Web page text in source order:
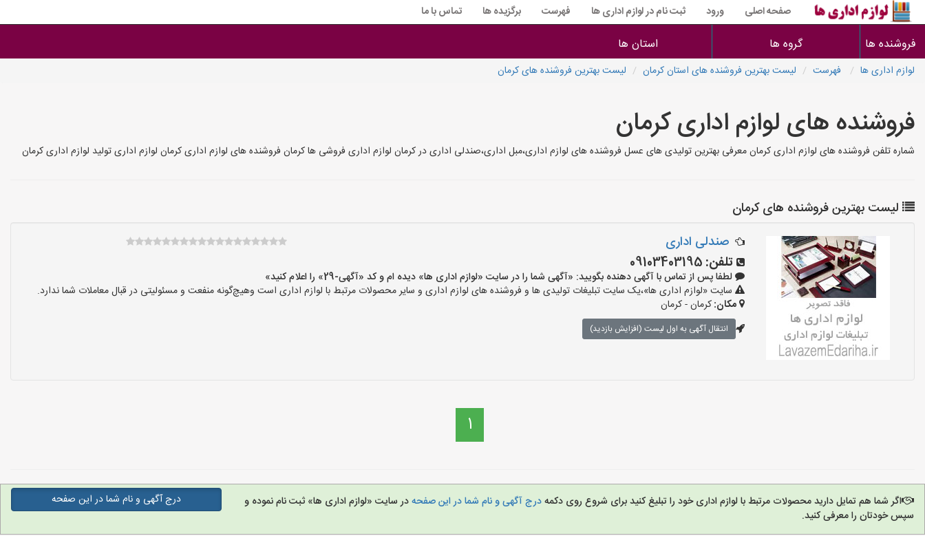
صفحه اصلی ورود ثبت نام در لوازم اداری ها فهرست برگزیده ها تماس با ما
فروشنده ها گروه ها استان ها
لوازم اداری ها فهرست لیست بهترین فروشنده های استان کرمان لیست بهترین فروشنده های کرمان
فروشنده های لوازم اداری کرمان
شماره تلفن فروشنده های لوازم اداری کرمان معرفی بهترین تولیدی های عسل فروشنده های لوازم اداری،مبل اداری،صندلی اداری در کرمان لوازم اداری فروشی ها کرمان فروشنده های لوازم اداری کرمان لوازم اداری تولید لوازم اداری کرمان
لیست بهترین فروشنده های کرمان
صندلی اداری
تلفن: 09103403195
لطفا پس از تماس با آگهی دهنده بگویید: «آگهی شما را در سایت «لوازم اداری ها» دیده ام و کد «آگهی-29» را اعلام کنید»
سایت «لوازم اداری ها»،یک سایت تبلیغات تولیدی ها و فروشنده های لوازم اداری و سایر محصولات مرتبط با لوازم اداری است وهیچ‌گونه منفعت و مسئولیتی در قبال معاملات شما ندارد.
مکان:کرمان - کرمان
انتقال آگهی به اول لیست (افزایش بازدید)
1
اگر شما هم تمایل دارید محصولات مرتبط با لوازم اداری خود را تبلیغ کنید برای شروع روی دکمهدرج آگهی و نام شما در این صفحهدر سایت «لوازم اداری ها» ثبت نام نموده و
سپس خودتان را معرفی کنید.
درج آگهی و نام شما در این صفحه